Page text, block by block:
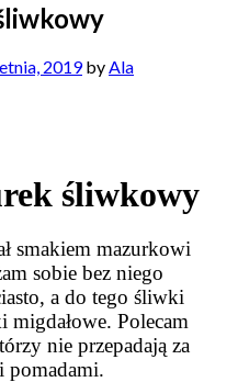
2019byAla
śliwkowy
smakiem mazurkowi
sobie bez niego
a do tego śliwki
migdałowe. Polecam
nie przepadają za
pomadami.